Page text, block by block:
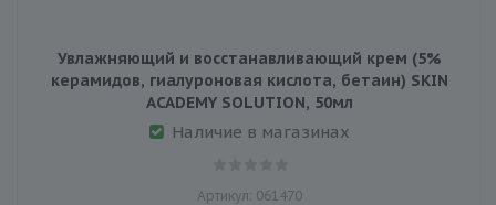
Увлажняющий и восстанавливающий крем (5%
керамидов, гиалуроновая кислота, бетаин) SKIN
ACADEMY SOLUTION, 50мл
Наличие в магазинах
Артикул: 061470